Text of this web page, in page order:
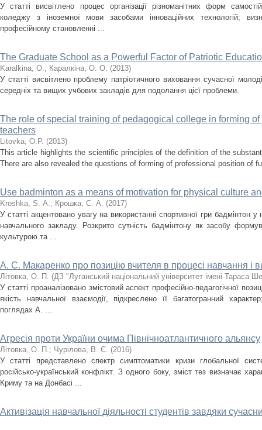
У статті висвітлено процес організації різноманітних форм
коледжу з іноземної мови засобами інноваційних технологій;
професійному становленні ...
The Graduate School as a Powerful Factor of Patriotic
Karalkina, O.; Каралкіна, O. O. (2013)
У статті висвітлено проблему патріотичного виховання сучасної
середніх та вищих учбових закладів для подолання цієї проблеми.
The role of special training of pedagogical college in forming
teachers
Litovka, O.P. (2013)
This article highlights the scientific principles of the definition of the
There are also revealed the questions of forming of professional position of
Use badminton as a means of motivation for physical culture
Kroshka, S. А.; Крошка, С. А. (2017)
У статті акцентовано увагу на використанні спортивної гри бадмінтон
навчального закладу. Розкрито сутність бадмінтону як засобу
культурою та ...
А. С. Макаренко про позицію вчителя в процесі навчання і
Літовка, О. П. (ДЗ "Луганський національний університет імені Тараса
У статті проаналізовано змістовий аспект професійно-педагогічної
якість навчальної взаємодії, підкреслено її багатогранний
поглядах А. ...
Агресія проти України очима Північноатлантичного альянсу
Літовка, О. П.; Чурілова, В. Є. (2016)
У статті представлено спектр симптоматики кризи глобальної
російсько-український конфлікт. З одного боку, зміст тез визначає
Криму та на Донбасі ...
Активізація навчальної діяльності студентів завдяки